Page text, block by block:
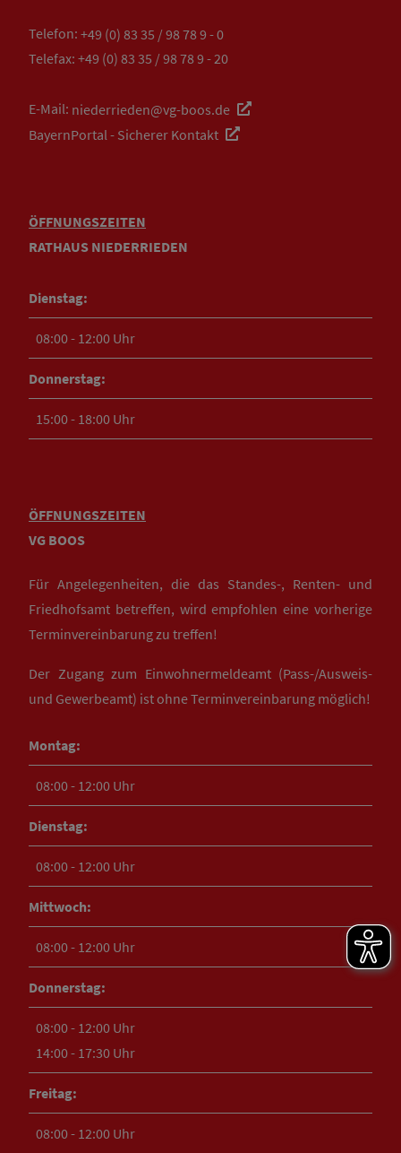
Telefon: +49 (0) 83 35 / 98 78 9 - 0
Telefax: +49 (0) 83 35 / 98 78 9 - 20
E-Mail: niederrieden@vg-boos.de
BayernPortal - Sicherer Kontakt
ÖFFNUNGSZEITEN
RATHAUS NIEDERRIEDEN
Dienstag:
08:00 - 12:00 Uhr
Donnerstag:
15:00 - 18:00 Uhr
ÖFFNUNGSZEITEN
VG BOOS
Für Angelegenheiten, die das Standes-, Renten- und
Friedhofsamt betreffen, wird empfohlen eine vorherige
Terminvereinbarung zu treffen!
Der Zugang zum Einwohnermeldeamt (Pass-/Ausweis-
und Gewerbeamt) ist ohne Terminvereinbarung möglich!
Montag:
08:00 - 12:00 Uhr
Dienstag:
08:00 - 12:00 Uhr
Mittwoch:
08:00 - 12:00 Uhr
Donnerstag:
08:00 - 12:00 Uhr
14:00 - 17:30 Uhr
Freitag:
08:00 - 12:00 Uhr